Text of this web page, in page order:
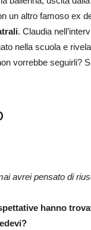
un altro famoso ex
. Claudia
nella scuola e
vorrebbe seguirli?
avrei pensato di
hanno